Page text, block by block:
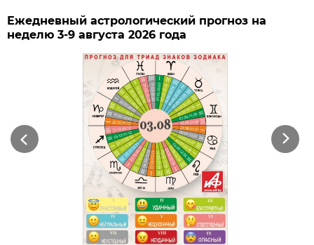
Ежедневный астрологический прогноз на
неделю 3-9 августа 2026 года
Previous Next